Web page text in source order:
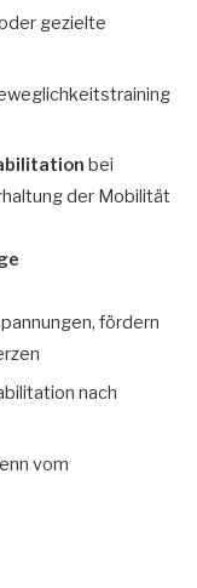
gezielte
bei
der Mobilität
fördern
nach
vom